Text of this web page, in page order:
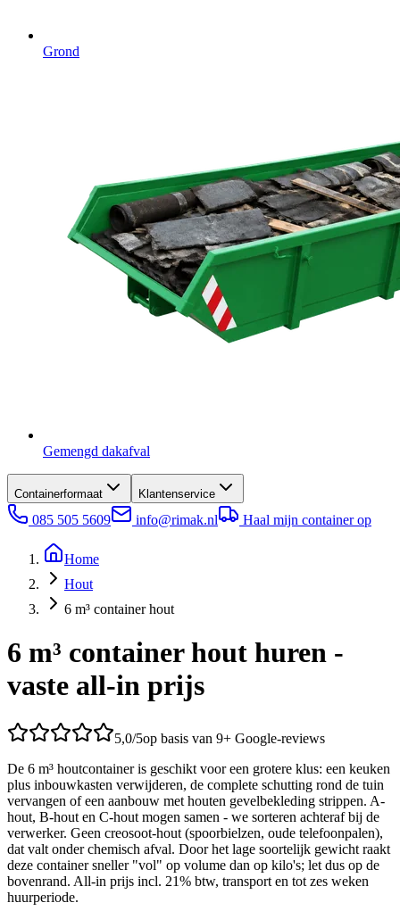
Grond
Gemengd dakafval
Containerformaat Klantenservice
085 505 5609 info@rimak.nl Haal mijn container op
Home
Hout
6 m³ container hout
6 m³ container hout huren -
vaste all-in prijs
5,0/5op basis van 9+ Google-reviews
De 6 m³ houtcontainer is geschikt voor een grotere klus: een keuken
plus inbouwkasten verwijderen, de complete schutting rond de tuin
vervangen of een aanbouw met houten gevelbekleding strippen. A-
hout, B-hout en C-hout mogen samen - we sorteren achteraf bij de
verwerker. Geen creosoot-hout (spoorbielzen, oude telefoonpalen),
dat valt onder chemisch afval. Door het lage soortelijk gewicht raakt
deze container sneller "vol" op volume dan op kilo's; let dus op de
bovenrand. All-in prijs incl. 21% btw, transport en tot zes weken
huurperiode.